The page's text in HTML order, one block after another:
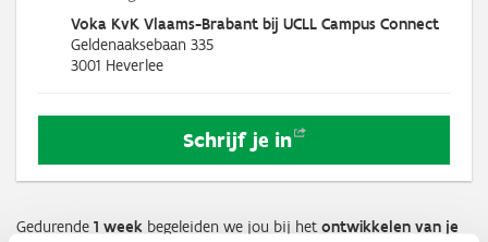
Voka KvK Vlaams-Brabant bij UCLL Campus Connect
Geldenaaksebaan 335
3001 Heverlee
Schrijf je in
Gedurende 1 week begeleiden we jou bij hetontwikkelen van je